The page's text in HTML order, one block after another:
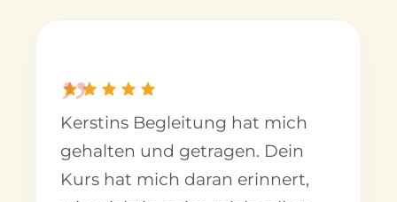
„
Kerstins Begleitung hat mich
gehalten und getragen. Dein
Kurs hat mich daran erinnert,